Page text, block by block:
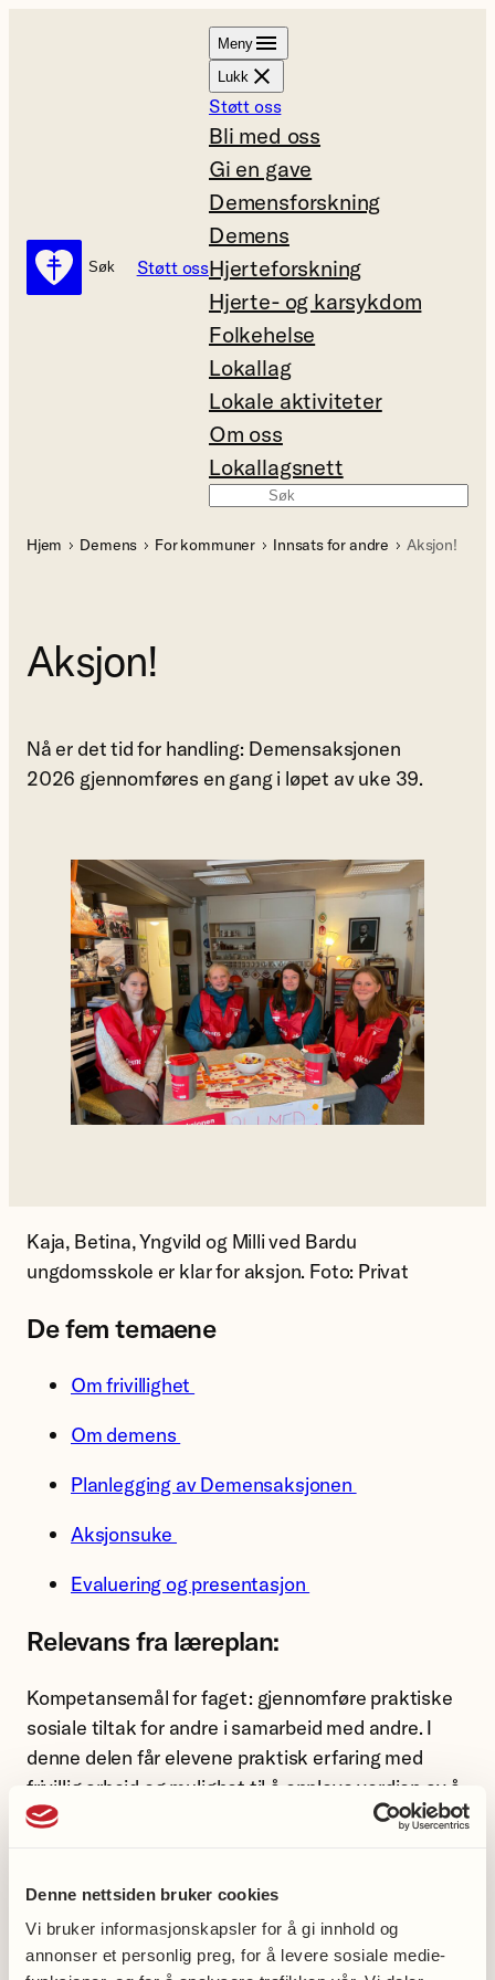
Denne nettsiden bruker cookies
Vi bruker informasjonskapsler for å gi innhold og
annonser et personlig preg, for å levere sosiale medie-
Søk
Søk Støtt oss
Meny
Lukk
Støtt oss
Bli med oss
Gi en gave
Demensforskning
Demens
Hjerteforskning
Hjerte- og karsykdom
Folkehelse
Lokallag
Lokale aktiviteter
Om oss
Lokallagsnett
Hjem Demens For kommuner Innsats for andre Aksjon!
Aksjon!
Nå er det tid for handling: Demensaksjonen
2026 gjennomføres en gang i løpet av uke 39.
Kaja, Betina, Yngvild og Milli ved Bardu
ungdomsskole er klar for aksjon. Foto: Privat
De fem temaene
Om frivillighet
Om demens
Planlegging av Demensaksjonen
Aksjonsuke
Evaluering og presentasjon
Relevans fra læreplan:
Kompetansemål for faget: gjennomføre praktiske
sosiale tiltak for andre i samarbeid med andre. I
denne delen får elevene praktisk erfaring med
frivillig arbeid og mulighet til å oppleve verdien av å
gjøre noe for andre og bidra for fellesskapet.
skal være ansvarlige for egne prosjekter i frivillig
arbeid gjennom samhandling med ulike mennesker
eller organisasjoner, samarbeide om og